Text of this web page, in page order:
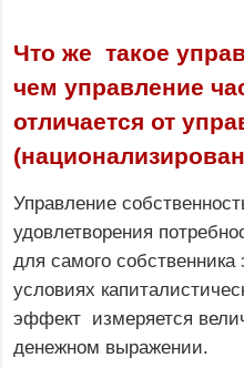
Что же такое
чем управление
отличается от
Управление
удовлетворения
для самого
условиях
эффект измеряется
денежном выражении.